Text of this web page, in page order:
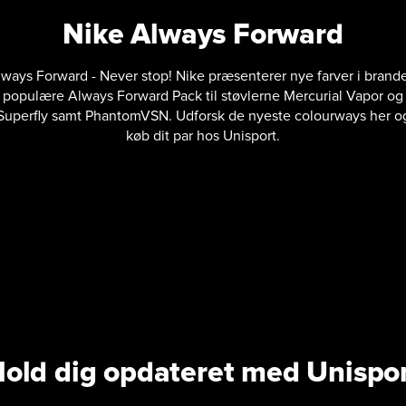
Nike Always Forward
Forward - Never stop! Nike præsenterer nye farver i
populære Always Forward Pack til støvlerne Mercurial Vapor og
samt PhantomVSN. Udforsk de nyeste colourways her
køb dit par hos Unisport.
dig opdateret med